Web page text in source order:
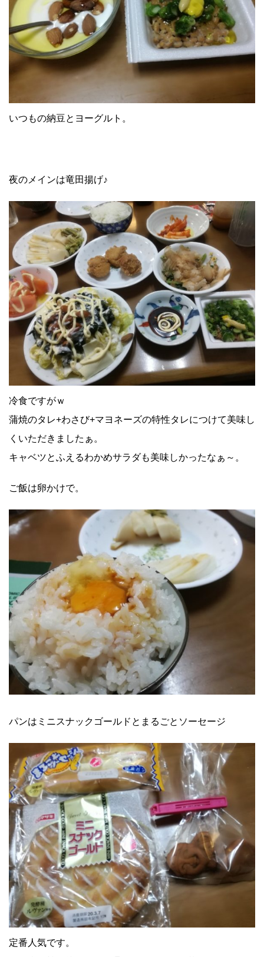
いつもの納豆とヨーグルト。
夜のメインは竜田揚げ♪
冷食ですがｗ
蒲焼のタレ+わさび+マヨネーズの特性タレにつけて美味し
くいただきましたぁ。
キャベツとふえるわかめサラダも美味しかったなぁ～。
ご飯は卵かけで。
パンはミニスナックゴールドとまるごとソーセージ
定番人気です。